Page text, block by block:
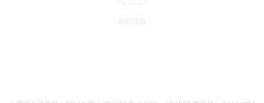
全部回復